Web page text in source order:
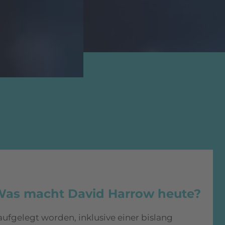
macht David Harrow heute?
worden, inklusive einer bislang